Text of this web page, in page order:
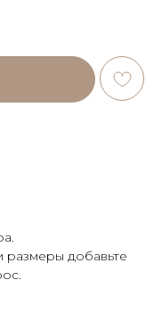
размеры добавьте